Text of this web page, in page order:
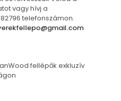
vagy hívj a
telefonszámon.
fellépők exkluzív